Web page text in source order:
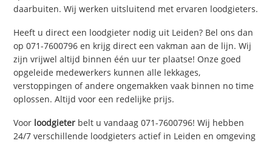
daarbuiten. Wij werken uitsluitend met ervaren loodgieters.
Heeft u direct een loodgieter nodig uit Leiden? Bel ons dan
op 071-7600796 en krijg direct een vakman aan de lijn. Wij
zijn vrijwel altijd binnen één uur ter plaatse! Onze goed
opgeleide medewerkers kunnen alle lekkages,
verstoppingen of andere ongemakken vaak binnen no time
oplossen. Altijd voor een redelijke prijs.
Voor loodgieter belt u vandaag 071-7600796! Wij hebben
24/7 verschillende loodgieters actief in Leiden en omgeving